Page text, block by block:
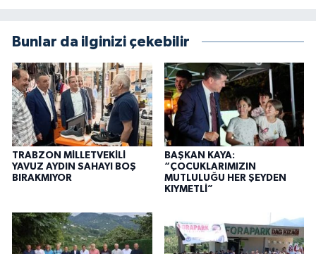
Bunlar da ilginizi çekebilir
TRABZON MİLLETVEKİLİ
YAVUZ AYDIN SAHAYI BOŞ
BIRAKMIYOR
BAŞKAN KAYA:
“ÇOCUKLARIMIZIN
MUTLULUĞU HER ŞEYDEN
KIYMETLİ”